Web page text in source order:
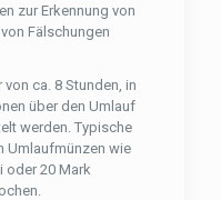
zur Erkennung von
Fälschungen
ca. 8 Stunden, in
über den Umlauf
werden. Typische
Umlaufmünzen wie
oder 20 Mark